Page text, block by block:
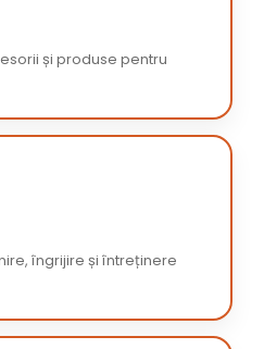
și produse pentru
îngrijire și întreținere